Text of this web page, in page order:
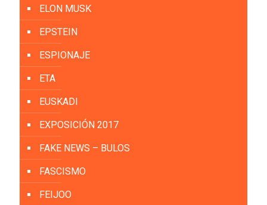
ELON MUSK
EPSTEIN
ESPIONAJE
ETA
EUSKADI
EXPOSICIÓN 2017
FAKE NEWS – BULOS
FASCISMO
FEIJOO